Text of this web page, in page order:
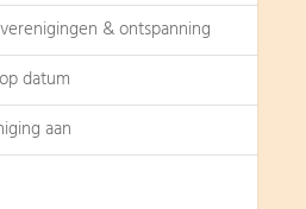
& ontspanning
datum
aan